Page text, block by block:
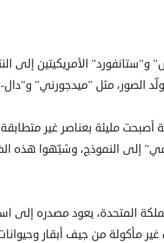
الأمريكيتين إلى
الصور، مثل "ميدجورني"
أصبحت مليئة بعناصر غير متطابقة
إلى النموذج، وشبّهوا هذه
المتحدة، يعود مصدره إلى
مأكولة من جيف أبقار